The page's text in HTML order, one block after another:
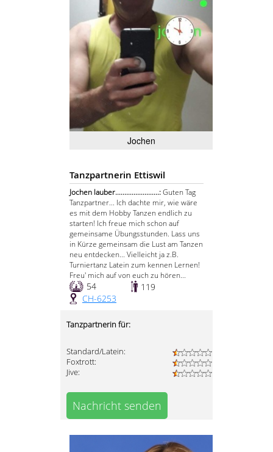
Jochen
Tanzpartnerin Ettiswil
Jochen lauber........................:Guten Tag
Tanzpartner... Ich dachte mir, wie wäre
es mit dem Hobby Tanzen endlich zu
starten! Ich freue mich schon auf
gemeinsame Übungsstunden. Lass uns
in Kürze gemeinsam die Lust am Tanzen
neu entdecken... Vielleicht ja z.B.
Turniertanz Latein zum kennen Lernen!
Freu' mich auf von euch zu hören...
54
119
CH-6253
Tanzpartnerin für:
Standard/Latein:
Foxtrott:
Jive:
Nachricht senden